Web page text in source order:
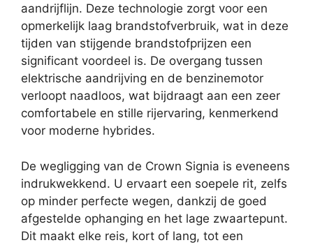
aandrijflijn. Deze technologie zorgt voor een
opmerkelijk laag brandstofverbruik, wat in deze
tijden van stijgende brandstofprijzen een
significant voordeel is. De overgang tussen
elektrische aandrijving en de benzinemotor
verloopt naadloos, wat bijdraagt aan een zeer
comfortabele en stille rijervaring, kenmerkend
voor moderne hybrides.
De wegligging van de Crown Signia is eveneens
indrukwekkend. U ervaart een soepele rit, zelfs
op minder perfecte wegen, dankzij de goed
afgestelde ophanging en het lage zwaartepunt.
Dit maakt elke reis, kort of lang, tot een